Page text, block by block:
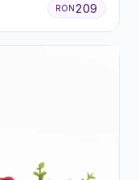
RON 209